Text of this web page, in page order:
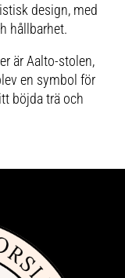
design, med
hållbarhet.
är Aalto-stolen,
en symbol för
böjda trä och